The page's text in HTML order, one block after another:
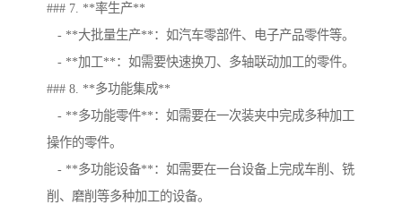
### 7. **率生产**
- **大批量生产**：如汽车零部件、电子产品零件等。
- **加工**：如需要快速换刀、多轴联动加工的零件。
### 8. **多功能集成**
- **多功能零件**：如需要在一次装夹中完成多种加工
操作的零件。
- **多功能设备**：如需要在一台设备上完成车削、铣
削、磨削等多种加工的设备。